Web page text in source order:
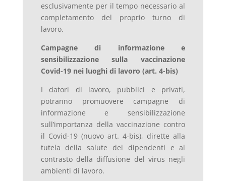
esclusivamente per il tempo necessario al
completamento del proprio turno di
lavoro.
Campagne di informazione e
sensibilizzazione sulla vaccinazione
Covid-19 nei luoghi di lavoro (art. 4-bis)
I datori di lavoro, pubblici e privati,
potranno promuovere campagne di
informazione e sensibilizzazione
sull’importanza della vaccinazione contro
il Covid-19 (nuovo art. 4-bis), dirette alla
tutela della salute dei dipendenti e al
contrasto della diffusione del virus negli
ambienti di lavoro.